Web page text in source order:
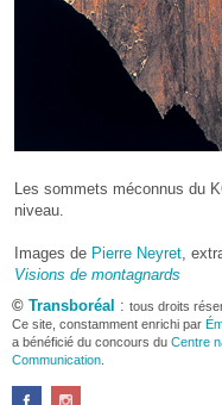
Les sommets méconnus du
niveau.
Images de Pierre Neyret,
Visions de montagnards
© Transboréal : tous droits
Ce site, constamment enrichi par
a bénéficié du concours du Centre
Communication